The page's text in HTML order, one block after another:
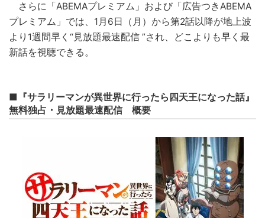
さらに「ABEMAプレミアム」および「広告つきABEMA
プレミアム」では、1月6日（月）から第2話以降が地上波
より1週間早く“見放題最速配信 ”され、どこよりも早く最
新話を視聴できる。
■『サラリーマンが異世界に行ったら四天王になった話』
無料独占・見放題最速配信 概要